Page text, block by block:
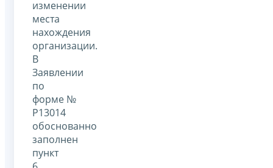
изменении
места
нахождения
организации.
В
Заявлении
по
форме №
Р13014
обоснованно
заполнен
пункт